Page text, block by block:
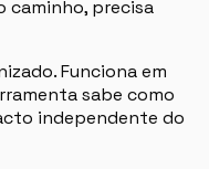
caminho, precisa
Funciona em
sabe como
independente do